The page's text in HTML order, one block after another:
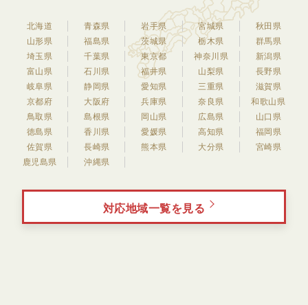
北海道 青森県 岩手県 宮城県
秋田県
山形県
福島県 茨城県 栃木県
群馬県
埼玉県
千葉県 東京都 神奈川県
新潟県
富山県
石川県 福井県 山梨県
長野県
岐阜県
静岡県 愛知県 三重県
滋賀県
京都府
大阪府 兵庫県 奈良県
和歌山県
鳥取県
島根県 岡山県 広島県
山口県
徳島県
香川県 愛媛県 高知県
福岡県
佐賀県
長崎県 熊本県 大分県
宮崎県
鹿児島県
沖縄県
対応地域一覧を見る